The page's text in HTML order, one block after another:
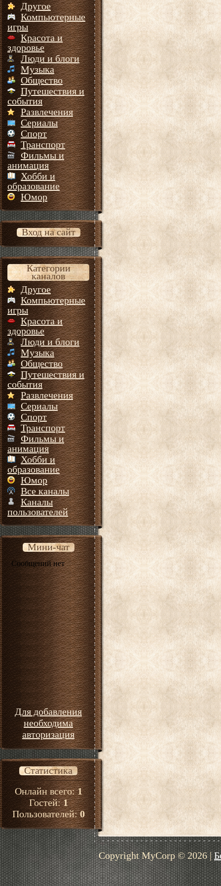
Другое
Компьютерные
игры
Красота и
здоровье
Люди и блоги
Музыка
Общество
Путешествия и
события
Развлечения
Сериалы
Спорт
Транспорт
Фильмы и
анимация
Хобби и
образование
Юмор
Вход на сайт
Категории
каналов
Другое
Компьютерные
игры
Красота и
здоровье
Люди и блоги
Музыка
Общество
Путешествия и
события
Развлечения
Сериалы
Спорт
Транспорт
Фильмы и
анимация
Хобби и
образование
Юмор
Все каналы
Каналы
пользователей
Мини-чат
Для добавления
необходима
авторизация
Статистика
Онлайн всего:1
Гостей:1
Пользователей:0
Copyright MyCorp © 2026|